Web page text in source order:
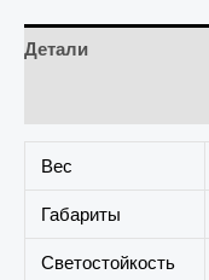
Детали
Вес
Габариты
Светостойкость